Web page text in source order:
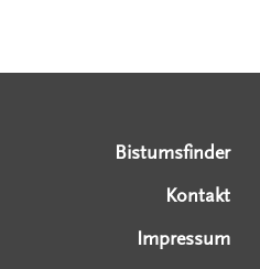
Bistumsfinder
Kontakt
Impressum